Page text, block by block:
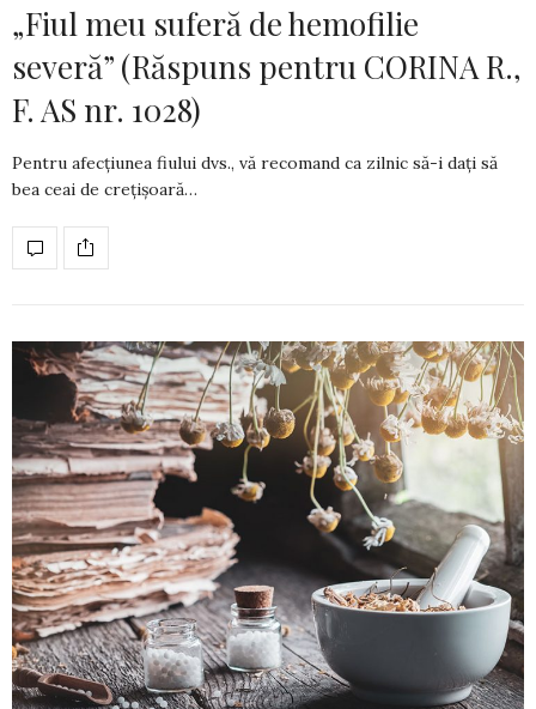
„Fiul meu suferă de hemofilie
severă” (Răspuns pentru CORINA R.,
F. AS nr. 1028)
Pentru afecțiunea fiului dvs., vă recomand ca zilnic să-i dați să
bea ceai de crețișoară…